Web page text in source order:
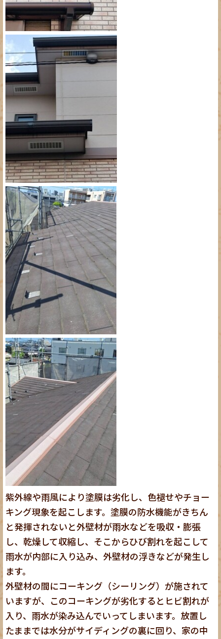
紫外線や雨風により塗膜は劣化し、色褪せやチョー
キング現象を起こします。塗膜の防水機能がきちん
と発揮されないと外壁材が雨水などを吸収・膨張
し、乾燥して収縮し、そこからひび割れを起こして
雨水が内部に入り込み、外壁材の浮きなどが発生し
ます。
外壁材の間にコーキング（シーリング）が施されて
いますが、このコーキングが劣化するとヒビ割れが
入り、雨水が染み込んでいってしまいます。放置し
たままでは水分がサイディングの裏に回り、家の中